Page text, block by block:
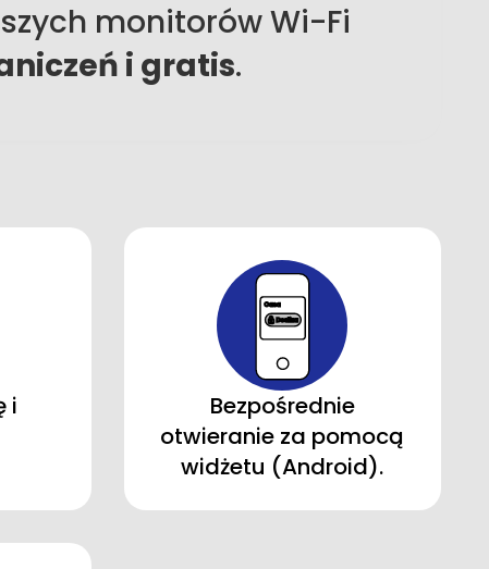
monitorów Wi-Fi
i gratis.
i
Bezpośrednie
otwieranie za pomocą
widżetu (Android).